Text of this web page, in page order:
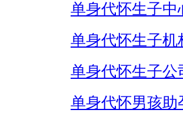
单身代怀生子中
单身代怀生子机
单身代怀生子公
单身代怀男孩助